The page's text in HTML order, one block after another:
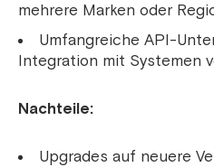
mehrere Marken oder
Umfangreiche API-
Integration mit Systemen
Nachteile:
Upgrades auf neuere